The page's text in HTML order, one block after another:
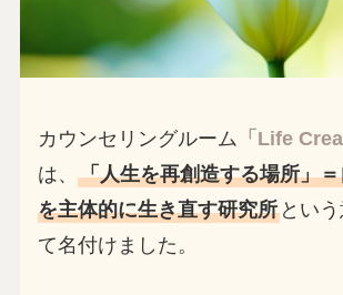
カウンセリングルーム 「Life
は、「人生を再創造する場所」
を主体的に生き直す研究所 とい
て名付けました。